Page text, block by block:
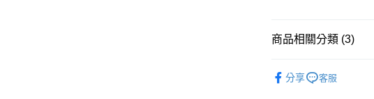
商品相關分類 (3)
分享 客服